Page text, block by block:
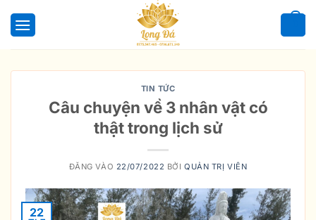
qua
TIN TỨC
Câu chuyện về 3 nhân vật có
thật trong lịch sử
ĐĂNG VÀO 22/07/2022 BỞIQUẢN TRỊ VIÊN
22